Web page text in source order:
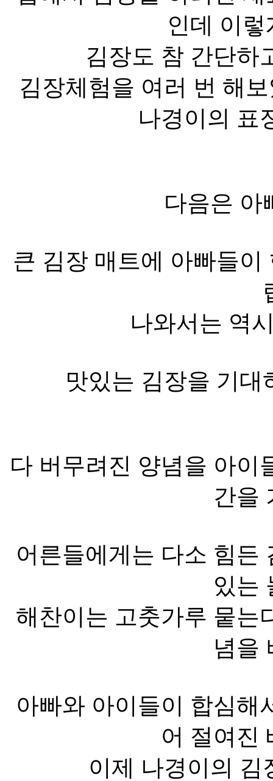
인데 이
김장도 참 간단하
김장체험을 여러 번 해
나경이의 표
다음은 아
큰 김장 매트에 아빠들
나와서는 역
맛있는 김장을 기
다 버무려진 양념을 아이
간을
어른들에게는 다소 힘든
있는
해찬이는 고춧가루 뭍는
념을
아빠와 아이들이 합심해
어 절여진
이제 나경이의 김